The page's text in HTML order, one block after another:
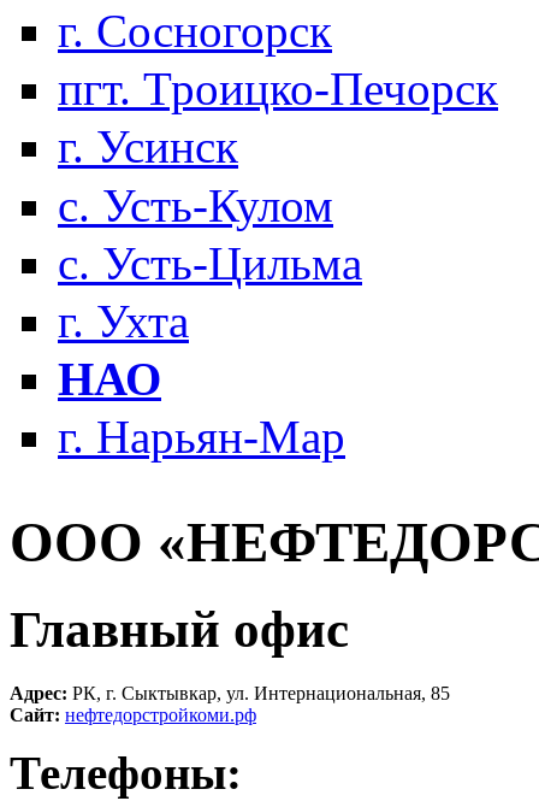
г. Сосногорск
пгт. Троицко-Печорск
г. Усинск
с. Усть-Кулом
с. Усть-Цильма
г. Ухта
НАО
г. Нарьян-Мар
ООО
Главный офис
Адрес: РК, г. Сыктывкар, ул. Интернациональная, 85
Сайт: нефтедорстройкоми.рф
Телефоны: